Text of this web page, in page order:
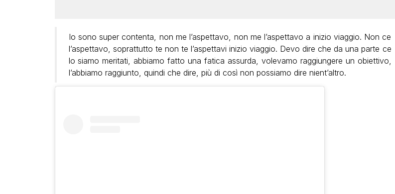
Io sono super contenta, non me l’aspettavo, non me l’aspettavo a inizio viaggio. Non ce
l’aspettavo, soprattutto te non te l’aspettavi inizio viaggio. Devo dire che da una parte ce
lo siamo meritati, abbiamo fatto una fatica assurda, volevamo raggiungere un obiettivo,
l’abbiamo raggiunto, quindi che dire, più di così non possiamo dire nient’altro.